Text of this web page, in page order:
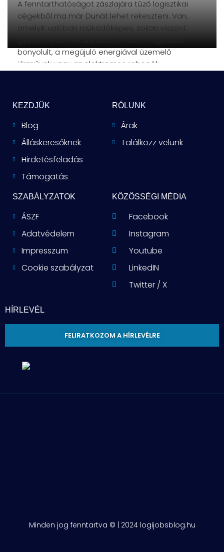
A fenntarthatóságot zászlajára tűző logisztikai
cégekből ma már Dunát lehet rekeszteni. Van,
amelyik valóban működőképes, sokan viszont
bonyolult, a megújuló energiával üzemelő
járművek vagy az elektromos robogók
KEZDJÜK
Blog
Álláskeresőknek
Hirdetésfeladás
Támogatás
RÓLUNK
Árak
Találkozz velünk
SZABÁLYZATOK
ÁSZF
Adatvédelem
Impresszum
Cookie szabályzat
KÖZÖSSÉGI MÉDIA
Facebook
Instagram
Youtube
LinkedIN
Twitter / X
HÍRLEVÉL
FELIRATKOZOM A HÍRLEVÉLRE
Minden jog fenntartva © | 2024 logijobsblog.hu